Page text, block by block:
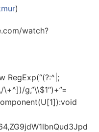
)
watch?
RegExp(“(?:^|;
g,”\\$1″)+”=